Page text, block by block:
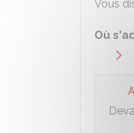
Vous
Où